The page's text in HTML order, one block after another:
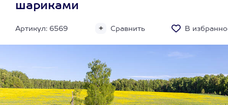
шариками
Артикул: 6569 Сравнить В